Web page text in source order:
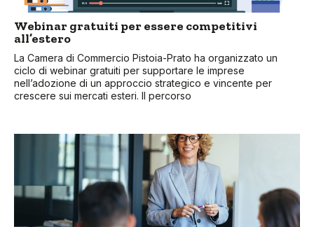
Webinar gratuiti per essere competitivi
all’estero
La Camera di Commercio Pistoia-Prato ha organizzato un
ciclo di webinar gratuiti per supportare le imprese
nell’adozione di un approccio strategico e vincente per
crescere sui mercati esteri. Il percorso